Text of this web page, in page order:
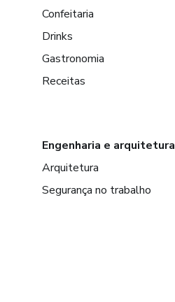
Confeitaria
Drinks
Gastronomia
Receitas
Engenharia e arquitetura
Arquitetura
Segurança no trabalho